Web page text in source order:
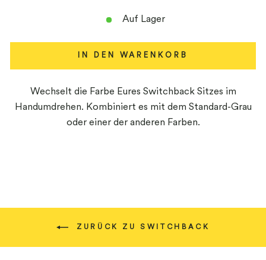
Auf Lager
IN DEN WARENKORB
Wechselt die Farbe Eures SwitchbackSitzes im
Handumdrehen. Kombiniert es mit dem Standard-Grau
oder einer der anderen Farben.
ZURÜCK ZU SWITCHBACK